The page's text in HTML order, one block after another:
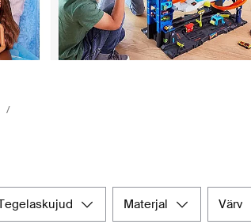
tegelaskujud materjal värv